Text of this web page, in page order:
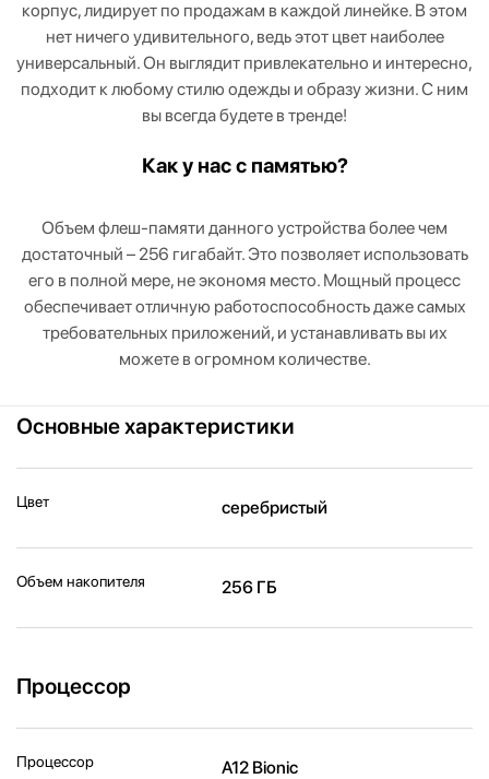
корпус, лидирует по продажам в каждой линейке. В этом
нет ничего удивительного, ведь этот цвет наиболее
универсальный. Он выглядит привлекательно и интересно,
подходит к любому стилю одежды и образу жизни. С ним
вы всегда будете в тренде!
Как у нас с памятью?
Объем флеш-памяти данного устройства более чем
достаточный – 256 гигабайт. Это позволяет использовать
его в полной мере, не экономя место. Мощный процесс
обеспечивает отличную работоспособность даже самых
требовательных приложений, и устанавливать вы их
можете в огромном количестве.
Основные характеристики
Цвет серебристый
Объем накопителя 256 ГБ
Процессор
Процессор A12 Bionic